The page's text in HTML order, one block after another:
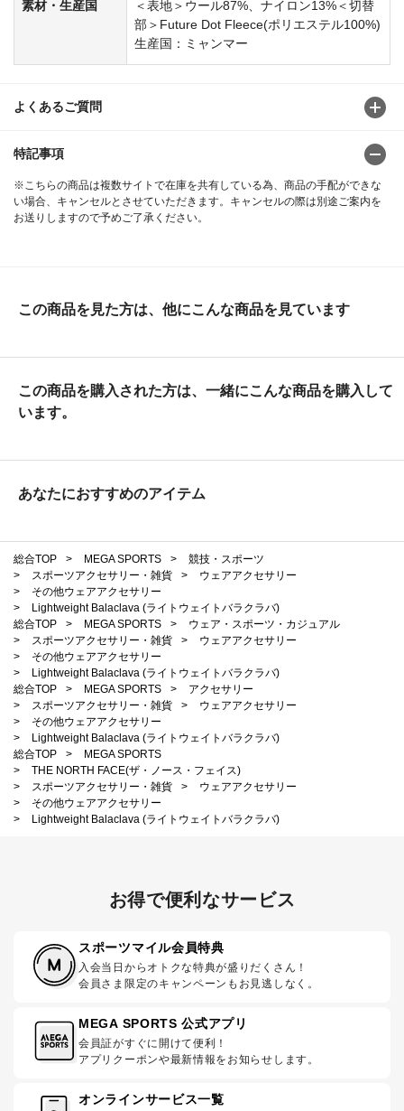
素材・生産国
＜表地＞ウール87%、ナイロン13%＜切替
部＞Future Dot Fleece(ポリエステル100%)
生産国：ミャンマー
よくあるご質問
特記事項
※こちらの商品は複数サイトで在庫を共有している為、商品の手配ができな
い場合、キャンセルとさせていただきます。キャンセルの際は別途ご案内を
お送りしますので予めご了承ください。
この商品を見た方は、他にこんな商品を見ています
この商品を購入された方は、一緒にこんな商品を購入して
います。
あなたにおすすめのアイテム
総合TOP > MEGA SPORTS >
競技・スポーツ
>
スポーツアクセサリー・雑貨 >
ウェアアクセサリー
>
その他ウェアアクセサリー
>
Lightweight Balaclava (ライトウェイトバラクラバ)
総合TOP
> MEGA SPORTS >
ウェア・スポーツ・カジュアル
>
スポーツアクセサリー・雑貨 >
ウェアアクセサリー
>
その他ウェアアクセサリー
>
Lightweight Balaclava (ライトウェイトバラクラバ)
総合TOP
> MEGA SPORTS >
アクセサリー
>
スポーツアクセサリー・雑貨 >
ウェアアクセサリー
>
その他ウェアアクセサリー
>
Lightweight Balaclava (ライトウェイトバラクラバ)
総合TOP
>
MEGA SPORTS
>
THE NORTH FACE(ザ・ノース・フェイス)
>
スポーツアクセサリー・雑貨 >
ウェアアクセサリー
>
その他ウェアアクセサリー
>
Lightweight Balaclava (ライトウェイトバラクラバ)
お得で便利なサービス
スポーツマイル会員特典
入会当日からオトクな特典が盛りだくさん！
会員さま限定のキャンペーンもお見逃しなく。
MEGA SPORTS 公式アプリ
会員証がすぐに開けて便利！
アプリクーポンや最新情報をお知らせします。
オンラインサービス一覧